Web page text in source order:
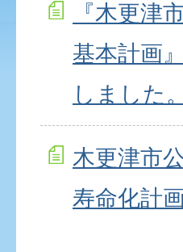
『木更津
基本計画
しました。
木更津市
寿命化計